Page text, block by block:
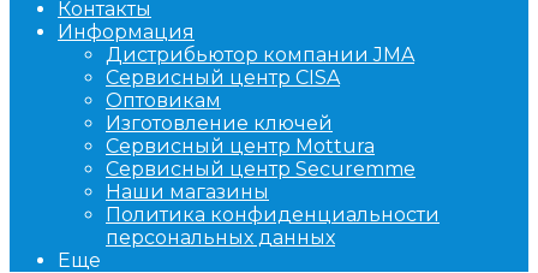
Контакты
Информация
Дистрибьютор компании JMA
Сервисный центр CISA
Оптовикам
Изготовление ключей
Сервисный центр Mottura
Сервисный центр Securemme
Наши магазины
Политика конфиденциальности
персональных данных
Еще